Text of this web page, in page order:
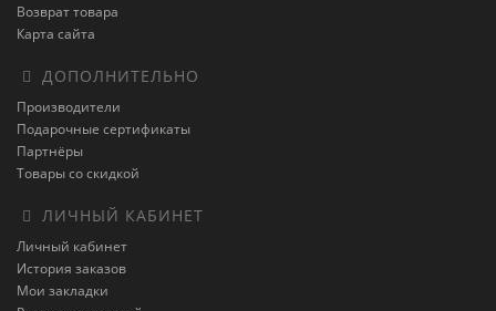
Возврат товара
Карта сайта
ДОПОЛНИТЕЛЬНО
Производители
Подарочные сертификаты
Партнёры
Товары со скидкой
ЛИЧНЫЙ КАБИНЕТ
Личный кабинет
История заказов
Мои закладки